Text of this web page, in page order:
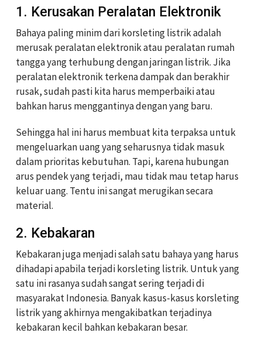
1. Kerusakan Peralatan Elektronik
Bahaya paling minim dari korsleting listrik adalah
merusak peralatan elektronik atau peralatan rumah
tangga yang terhubung dengan jaringan listrik. Jika
peralatan elektronik terkena dampak dan berakhir
rusak, sudah pasti kita harus memperbaiki atau
bahkan harus menggantinya dengan yang baru.
Sehingga hal ini harus membuat kita terpaksa untuk
mengeluarkan uang yang seharusnya tidak masuk
dalam prioritas kebutuhan. Tapi, karena hubungan
arus pendek yang terjadi, mau tidak mau tetap harus
keluar uang. Tentu ini sangat merugikan secara
material.
2. Kebakaran
Kebakaran juga menjadi salah satu bahaya yang harus
dihadapi apabila terjadi korsleting listrik. Untuk yang
satu ini rasanya sudah sangat sering terjadi di
masyarakat Indonesia. Banyak kasus-kasus korsleting
listrik yang akhirnya mengakibatkan terjadinya
kebakaran kecil bahkan kebakaran besar.